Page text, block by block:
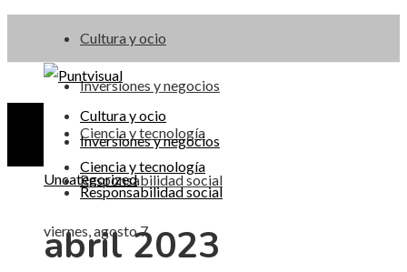
Cultura y ocio
Inversiones y negocios
Ciencia y tecnología
Responsabilidad social
viernes, agosto 7
Cultura y ocio
Inversiones y negocios
Ciencia y tecnología
Responsabilidad social
Uncategorized
abril 2023